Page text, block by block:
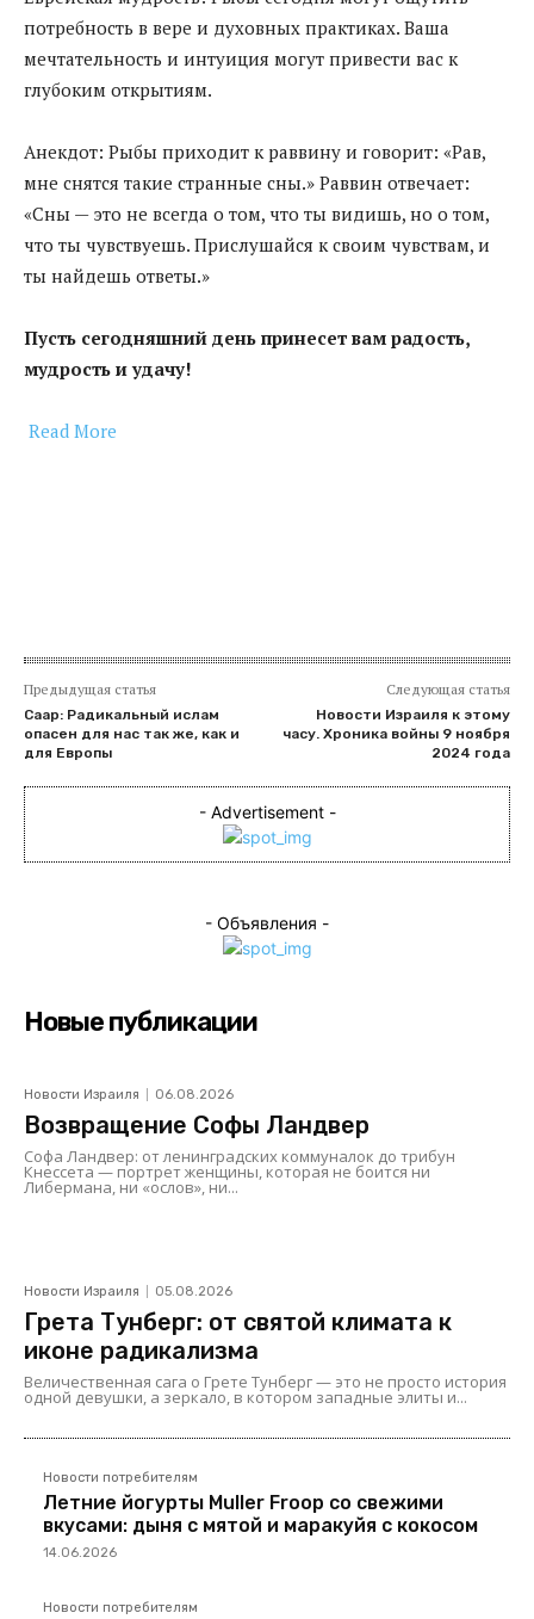
потребность в вере и духовных практиках. Ваша
мечтательность и интуиция могут привести вас к
глубоким открытиям.
Анекдот: Рыбы приходит к раввину и говорит: «Рав,
мне снятся такие странные сны.» Раввин отвечает:
«Сны — это не всегда о том, что ты видишь, но о том,
что ты чувствуешь. Прислушайся к своим чувствам, и
ты найдешь ответы.»
Пусть сегодняшний день принесет вам радость,
мудрость и удачу!
Read More
Предыдущая статья
Саар: Радикальный ислам
опасен для нас так же, как и
для Европы
Следующая статья
Новости Израиля к этому
часу. Хроника войны 9 ноября
2024 года
- Advertisement -
- Объявления -
Новые публикации
Новости Израиля 06.08.2026
Возвращение Софы Ландвер
Софа Ландвер: от ленинградских коммуналок до трибун
Кнессета — портрет женщины, которая не боится ни
Либермана, ни «ослов», ни...
Новости Израиля 05.08.2026
Грета Тунберг: от святой климата к
иконе радикализма
Величественная сага о Грете Тунберг — это не просто история
одной девушки, а зеркало, в котором западные элиты и...
Новости потребителям
Летние йогурты Muller Froop со свежими
вкусами: дыня с мятой и маракуйя с кокосом
14.06.2026
Новости потребителям